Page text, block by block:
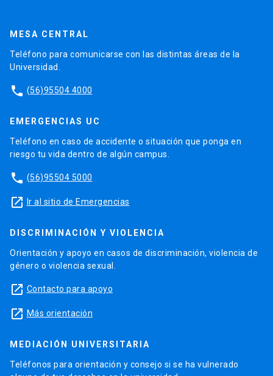
MESA CENTRAL
Teléfono para comunicarse con las distintas áreas de la
Universidad.
phone (56)95504 4000
EMERGENCIAS UC
Teléfono en caso de accidente o situación que ponga en
riesgo tu vida dentro de algún campus.
phone (56)95504 5000
launch Ir al sitio de Emergencias
DISCRIMINACIÓN Y VIOLENCIA
Orientación y apoyo en casos de discriminación, violencia de
género o violencia sexual.
launch Contacto para apoyo
launch Más orientación
MEDIACIÓN UNIVERSITARIA
Teléfonos para orientación y consejo si se ha vulnerado